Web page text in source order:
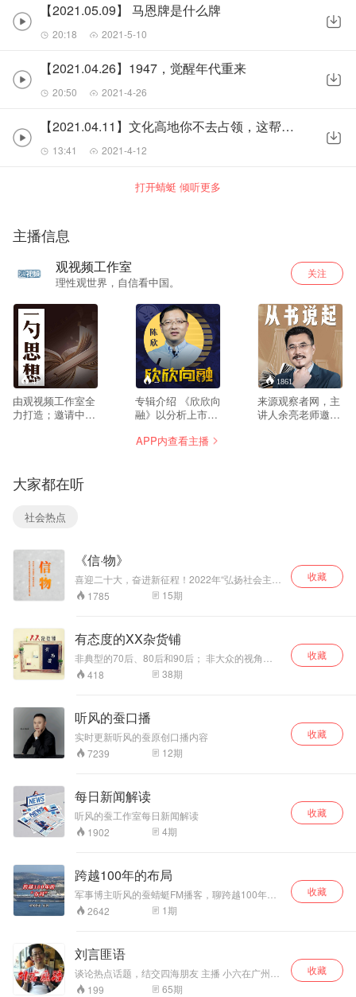
【2021.05.09】 马恩牌是什么牌
20:18 2021-5-10
【2021.04.26】1947，觉醒年代重来
20:50 2021-4-26
【2021.04.11】文化高地你不去占领，这帮人就会趁虚而入【从书说起·文化冷战2】
13:41 2021-4-12
打开蜻蜓 倾听更多
主播信息
观视频工作室
理性观世界，自信看中国。
关注
47
由观视频工作室全
力打造；邀请中外
科技等领域；打造
10分钟深度学习，
倾听的声音。
--
专辑介绍 《欣欣向
融》以分析上市公
经济新闻，为粉丝
源配置的作用，促
进科技创新，加大
直接融资的比重。
行者而言，最好的
时代已经来临！陈
欣教授将采用理论
结合案例的教学与
分享方式，为价值
统性。 主讲人介
绍：陈欣 陈欣教授
现任上海交大上海
高级金融学院会计
明尼苏达大学金融
学博士学位，曾在
世界银行、中国人
民大学、中欧国际
学、上海交通大学
安泰经管学院、 云
南大学等机构工作
或访问。
1861
来源观察者网，主
讲人余亮老师邀请
具文艺情怀 和理工
素养，善于从作
者，作品，读者三
中，一定要大力发
展工业文化，所以
他在讨论社会人文
和观点。评讲深入
浅出，幽默风趣，
APP内查看主播
大家都在听
社会热点
《信·物》
喜迎二十大，奋进新征程！2022年“弘扬社会主义
核心价值观 共筑中国梦”主题原创网络视听节目展
播。《信·物》是中共中央党史和文献研究院指
立体情境化的舞台表现形式， 邀请嘉宾担任“信件
诵读人”或“文物讲解员”。
1785 15期
收藏
有态度的XX杂货铺
非典型的70后、80后和90后； 非大众的视角和
观点； 非权威的生活和吐槽； 非一般的疑问和思
考； …… 有态度的XX杂货铺，为你打开生活的
418 38期
收藏
听风的蚕口播
实时更新听风的蚕原创口播内容
7239
12期
收藏
每日新闻解读
听风的蚕工作室每日新闻解读
1902
4期
收藏
跨越100年的布局
军事博主听风的蚕蜻蜓FM播客，聊跨越100年
的“布局”
2642 1期
收藏
刘言匪语
谈论热点话题，结交四海朋友 主播 小六在广州恭
候各位！
199 65期
收藏